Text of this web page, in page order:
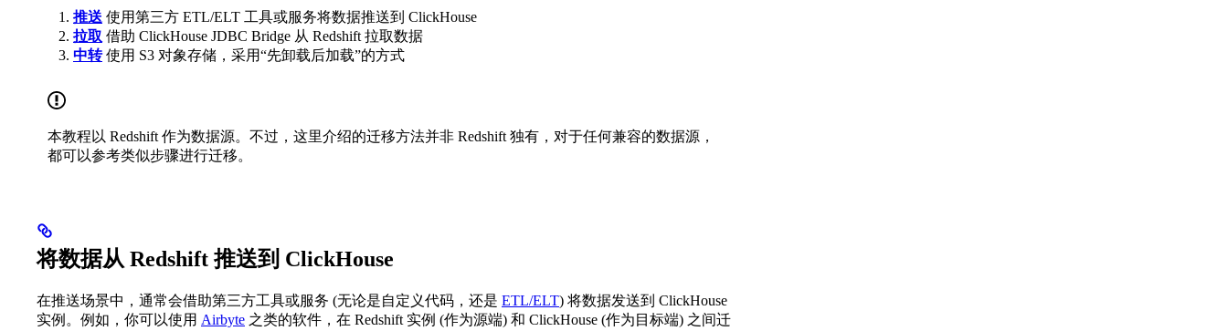
推送 使用第三方 ETL/ELT 工具或服务将数据推送到 ClickHouse
拉取 借助 ClickHouse JDBC Bridge 从 Redshift 拉取数据
中转使用 S3 对象存储，采用“先卸载后加载”的方式
本教程以 Redshift 作为数据源。不过，这里介绍的迁移方法并非 Redshift 独有，对于任何兼容的数据源，
都可以参考类似步骤进行迁移。
将数据从 Redshift 推送到 ClickHouse
在推送场景中，通常会借助第三方工具或服务 (无论是自定义代码，还是 ETL/ELT) 将数据发送到 ClickHouse
实例。例如，你可以使用 Airbyte 之类的软件，在 Redshift 实例 (作为源端) 和 ClickHouse (作为目标端) 之间迁